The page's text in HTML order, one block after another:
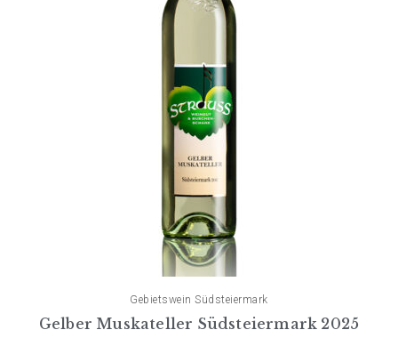
Gebietswein Südsteiermark
Gelber Muskateller Südsteiermark 2025